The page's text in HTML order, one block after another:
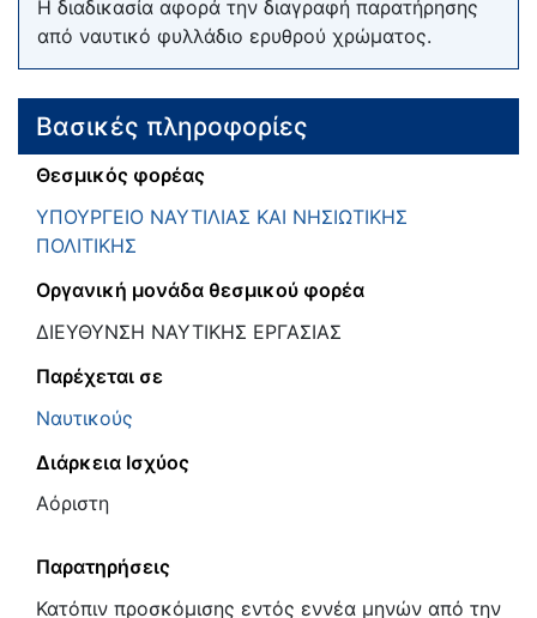
Η διαδικασία αφορά την διαγραφή παρατήρησης
από ναυτικό φυλλάδιο ερυθρού χρώματος.
Βασικές πληροφορίες
Θεσμικός φορέας
ΥΠΟΥΡΓΕΙΟ ΝΑΥΤΙΛΙΑΣ ΚΑΙ ΝΗΣΙΩΤΙΚΗΣ
ΠΟΛΙΤΙΚΗΣ
Οργανική μονάδα θεσμικού φορέα
ΔΙΕΥΘΥΝΣΗ ΝΑΥΤΙΚΗΣ ΕΡΓΑΣΙΑΣ
Παρέχεται σε
Ναυτικούς
Διάρκεια Ισχύος
Αόριστη
Παρατηρήσεις
Κατόπιν προσκόμισης εντός εννέα μηνών από την